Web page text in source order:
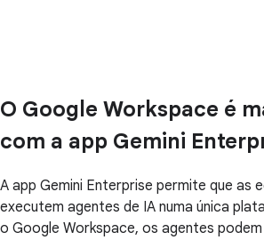
O Google Workspace é
com a app Gemini
A app Gemini Enterprise permite que as
executem agentes de IA numa única
o Google Workspace, os agentes